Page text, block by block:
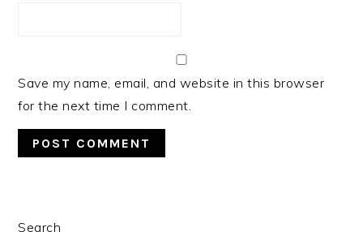
Save my name, email, and website in this browser
for the next time I comment.
PRIMARY
Search